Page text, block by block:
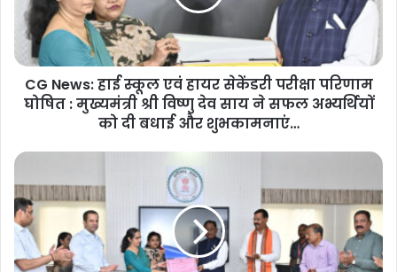
ई
स्कू
हा
र
से
कें
री
CG News: हाई स्कूल एवं हायर सेकेंडरी परीक्षा परिणाम
घोषित : मुख्यमंत्री श्री विष्णु देव साय ने सफल अभ्यर्थियों
को दी बधाई और शुभकामनाएं…
C
N
E
W